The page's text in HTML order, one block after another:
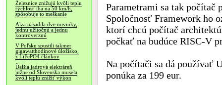
Železnice znižujú kvôli teplu
rýchlosť iba na 50 km/h,
spôsobuje to meškanie
Alza nasadila dve novinky,
jednu užitočnú a jednu
kontroverznú
V Poľsku spustili takmer
gigawatthodinové úložisko,
z LiFePO4 článkov
Ďalšia jadrová elektráreň
južne od Slovenska musela
kvôli teplu znížiť výkon
Parametrami sa tak počítač
Spoločnosť Framework ho
ktorí chcú počítač
počkať na budúce RISC-V
Na počítači sa dá používať
ponúka za 199 eur.